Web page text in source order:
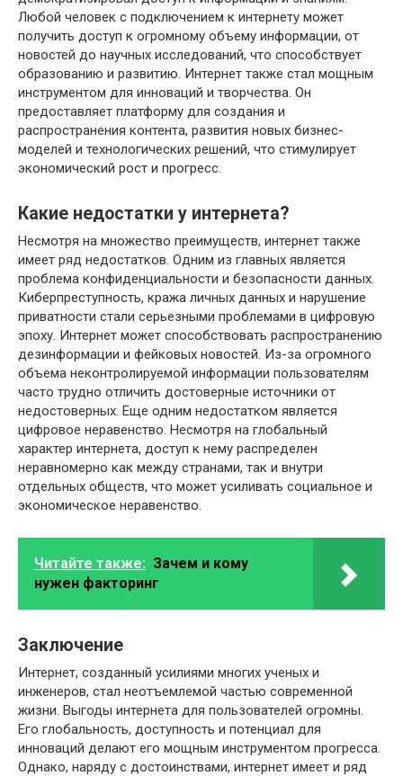
Любой человек с подключением к интернету может
получить доступ к огромному объему информации, от
новостей до научных исследований, что способствует
образованию и развитию. Интернет также стал мощным
инструментом для инноваций и творчества. Он
предоставляет платформу для создания и
распространения контента, развития новых бизнес-
моделей и технологических решений, что стимулирует
экономический рост и прогресс.
Какие недостатки у интернета?
Несмотря на множество преимуществ, интернет также
имеет ряд недостатков. Одним из главных является
проблема конфиденциальности и безопасности данных.
Киберпреступность, кража личных данных и нарушение
приватности стали серьезными проблемами в цифровую
эпоху. Интернет может способствовать распространению
дезинформации и фейковых новостей. Из-за огромного
объема неконтролируемой информации пользователям
часто трудно отличить достоверные источники от
недостоверных. Еще одним недостатком является
цифровое неравенство. Несмотря на глобальный
характер интернета, доступ к нему распределен
неравномерно как между странами, так и внутри
отдельных обществ, что может усиливать социальное и
экономическое неравенство.
Читайте также: Зачем и кому
нужен факторинг
Заключение
Интернет, созданный усилиями многих ученых и
инженеров, стал неотъемлемой частью современной
жизни. Выгоды интернета для пользователей огромны.
Его глобальность, доступность и потенциал для
инноваций делают его мощным инструментом прогресса.
Однако, наряду с достоинствами, интернет имеет и ряд